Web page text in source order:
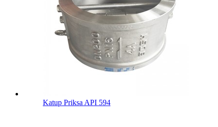
Katup Priksa API 594